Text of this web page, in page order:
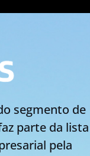
segmento de
parte da lista
pela